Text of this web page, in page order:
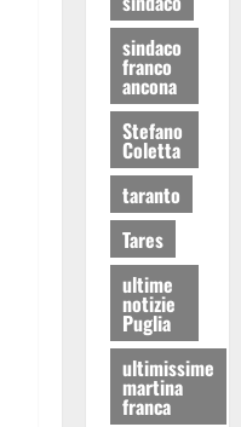
sindaco
franco
ancona
Stefano
Coletta
taranto
Tares
ultime
notizie
Puglia
ultimissime
martina
franca